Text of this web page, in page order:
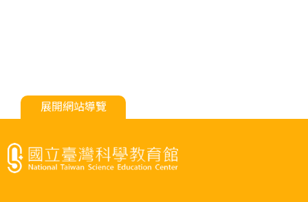
展開網站導覽